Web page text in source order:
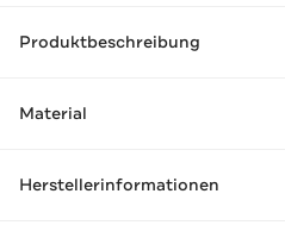
Produktbeschreibung
Material
Herstellerinformationen